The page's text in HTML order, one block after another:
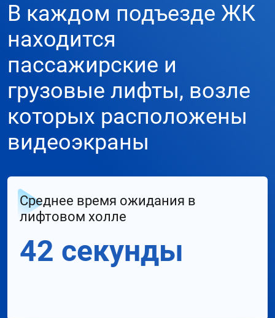
В каждом подъезде ЖК
находится
пассажирские и
грузовые лифты, возле
которых расположены
видеоэкраны
Среднее время ожидания в
лифтовом холле
42 секунды